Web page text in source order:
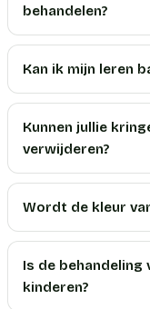
behandelen?
Kan ik mijn leren
Kunnen jullie
verwijderen?
Wordt de kleur
Is de behandeling
kinderen?